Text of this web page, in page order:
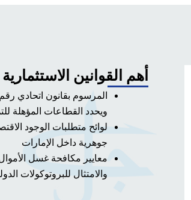
أهم القوانين
ويحدد القطاعات المؤهلة
لوائح متطلبات الوجود
جوهرية داخل الإمارات
معايير مكافحة غسل
والامتثال للبروتوكولات